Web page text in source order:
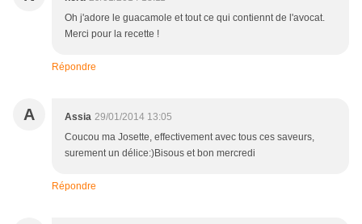
Oh j'adore le guacamole et tout ce qui contiennt de l'avocat.
Merci pour la recette !
Répondre
A Assia 29/01/2014 13:05
Coucou ma Josette, effectivement avec tous ces saveurs,
surement un délice:)Bisous et bon mercredi
Répondre